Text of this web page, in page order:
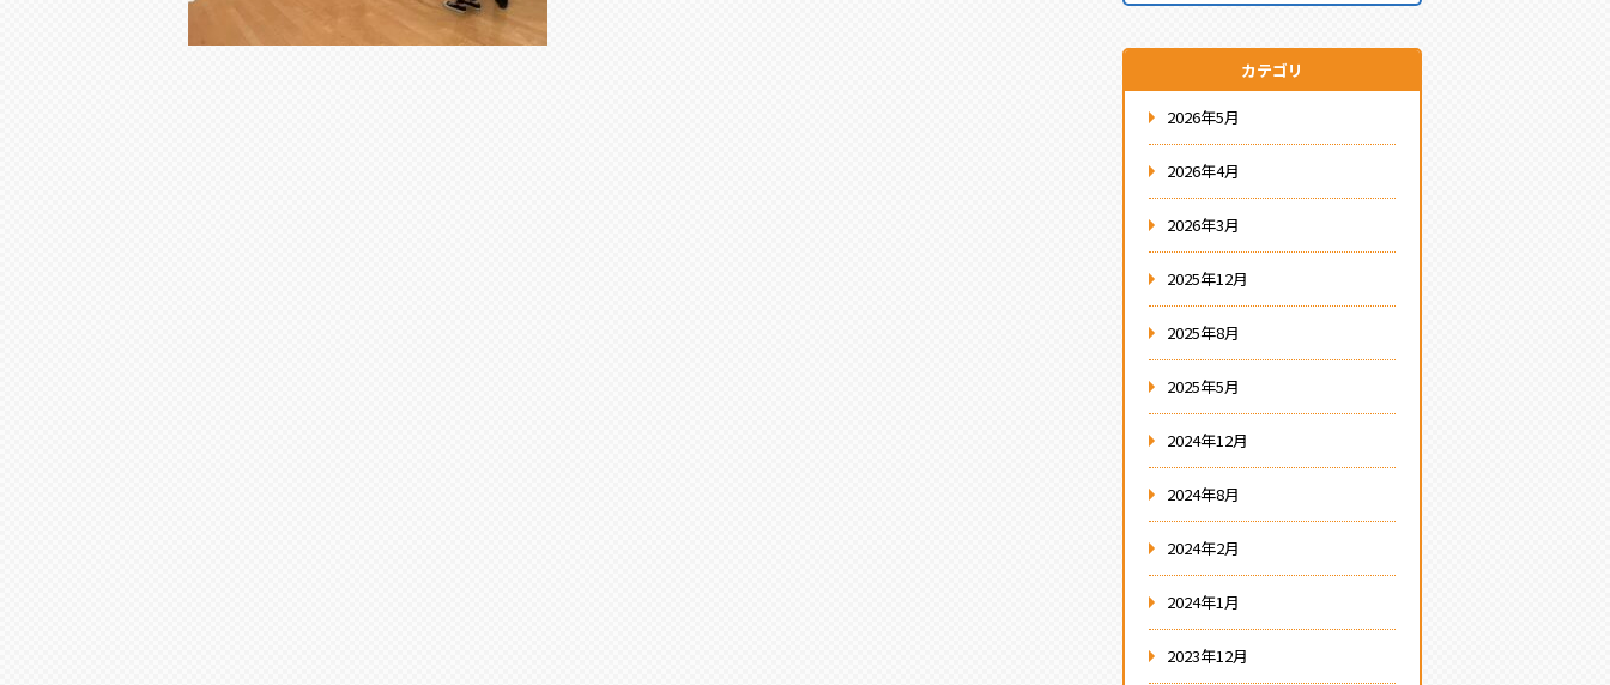
カテゴリ
2026年5月
2026年4月
2026年3月
2025年12月
2025年8月
2025年5月
2024年12月
2024年8月
2024年2月
2024年1月
2023年12月